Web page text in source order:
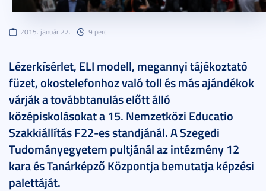
2015. január 22. 9 perc
Lézerkísérlet, ELI modell, megannyi tájékoztató
füzet, okostelefonhoz való toll és más ajándékok
várják a továbbtanulás előtt álló
középiskolásokat a 15. Nemzetközi Educatio
Szakkiállítás F22-es standjánál. A Szegedi
Tudományegyetem pultjánál az intézmény 12
kara és Tanárképző Központja bemutatja képzési
palettáját.